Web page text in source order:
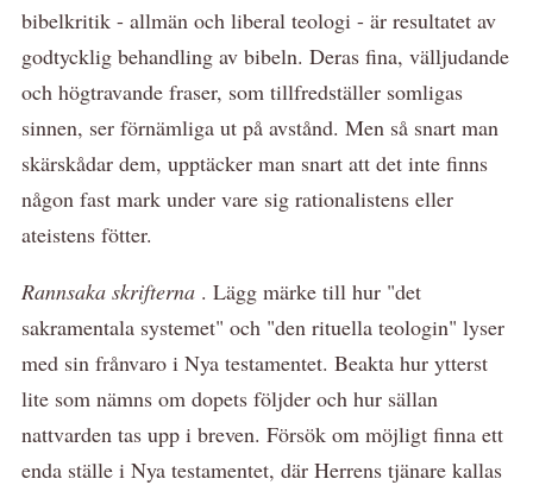
bibelkritik - allmän och liberal teologi - är resultatet av
godtycklig behandling av bibeln. Deras fina, välljudande
och högtravande fraser, som tillfredställer somligas
sinnen, ser förnämliga ut på avstånd. Men så snart man
skärskådar dem, upptäcker man snart att det inte finns
någon fast mark under vare sig rationalistens eller
ateistens fötter.
Rannsaka skrifterna . Lägg märke till hur "det
sakramentala systemet" och "den rituella teologin" lyser
med sin frånvaro i Nya testamentet. Beakta hur ytterst
lite som nämns om dopets följder och hur sällan
nattvarden tas upp i breven. Försök om möjligt finna ett
enda ställe i Nya testamentet, där Herrens tjänare kallas